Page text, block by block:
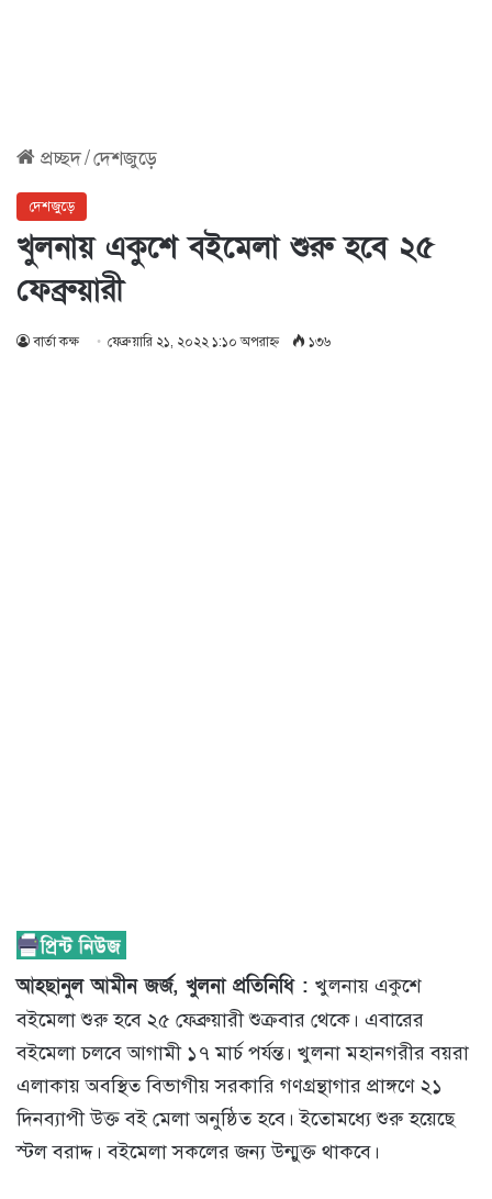
প্রচ্ছদ/দেশজুড়ে
দেশজুড়ে
খুলনায় একুশে বইমেলা শুরু হবে ২৫
ফেব্রুয়ারী
বার্তা কক্ষ ফেব্রুয়ারি ২১, ২০২২ ১:১০ অপরাহ্ণ ১৩৬
আহছানুল আমীন জর্জ, খুলনা প্রতিনিধি : খুলনায় একুশে
বইমেলা শুরু হবে ২৫ ফেব্রুয়ারী শুক্রবার থেকে। এবারের
বইমেলা চলবে আগামী ১৭ মার্চ পর্যন্ত। খুলনা মহানগরীর বয়রা
এলাকায় অবস্থিত বিভাগীয় সরকারি গণগ্রন্থাগার প্রাঙ্গণে ২১
দিনব্যাপী উক্ত বই মেলা অনুষ্ঠিত হবে। ইতোমধ্যে শুরু হয়েছে
স্টল বরাদ্দ। বইমেলা সকলের জন্য উন্মুক্ত থাকবে।